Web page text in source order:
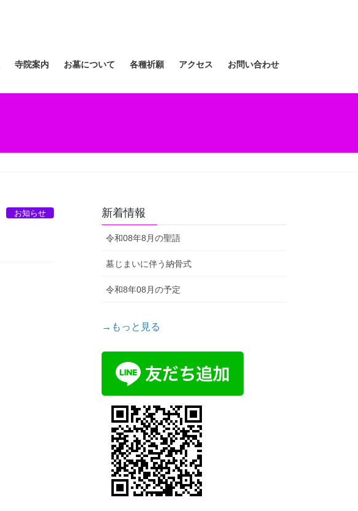
寺院案内 お墓について 各種祈願 アクセス お問い合わせ
お知らせ 新着情報
令和08年8月の聖語
墓じまいに伴う納骨式⁡
令和8年08月の予定
→もっと見る